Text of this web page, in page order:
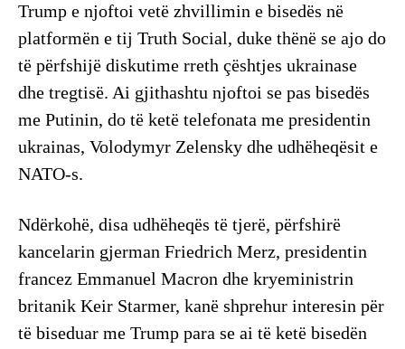
Trump e njoftoi vetë zhvillimin e bisedës në
platformën e tij Truth Social, duke thënë se ajo do
të përfshijë diskutime rreth çështjes ukrainase
dhe tregtisë. Ai gjithashtu njoftoi se pas bisedës
me Putinin, do të ketë telefonata me presidentin
ukrainas, Volodymyr Zelensky dhe udhëheqësit e
NATO-s.
Ndërkohë, disa udhëheqës të tjerë, përfshirë
kancelarin gjerman Friedrich Merz, presidentin
francez Emmanuel Macron dhe kryeministrin
britanik Keir Starmer, kanë shprehur interesin për
të biseduar me Trump para se ai të ketë bisedën